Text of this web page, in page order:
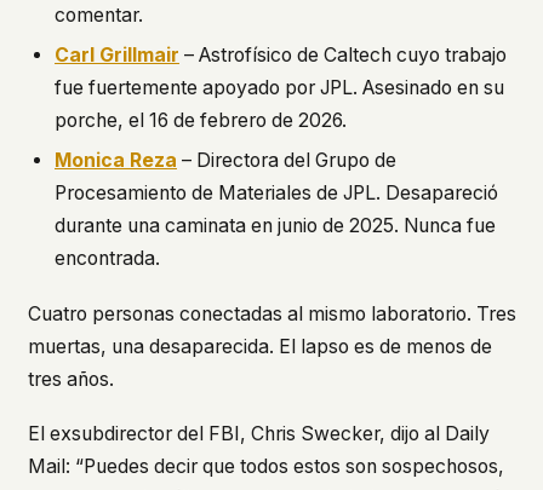
comentar.
Carl Grillmair – Astrofísico de Caltech cuyo trabajo
fue fuertemente apoyado por JPL. Asesinado en su
porche, el 16 de febrero de 2026.
Monica Reza – Directora del Grupo de
Procesamiento de Materiales de JPL. Desapareció
durante una caminata en junio de 2025. Nunca fue
encontrada.
Cuatro personas conectadas al mismo laboratorio. Tres
muertas, una desaparecida. El lapso es de menos de
tres años.
El exsubdirector del FBI, Chris Swecker, dijo al Daily
Mail : “Puedes decir que todos estos son sospechosos,